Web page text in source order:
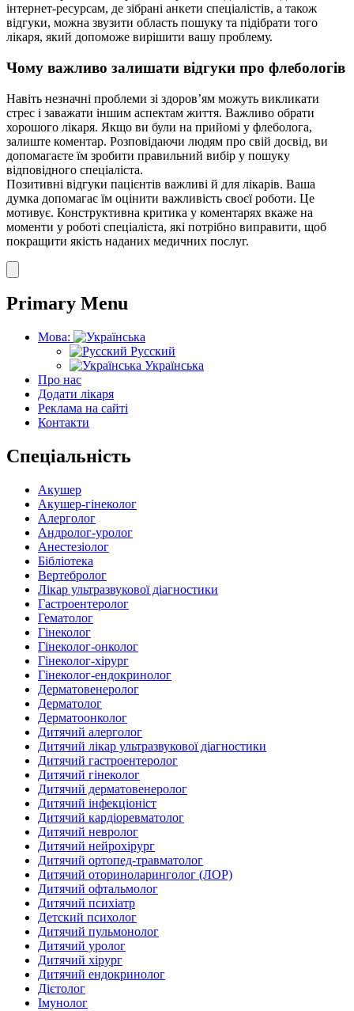
інтернет-ресурсам, де зібрані анкети спеціалістів, а також
відгуки, можна звузити область пошуку та підібрати того
лікаря, який допоможе вирішити вашу проблему.
Чому важливо залишати відгуки про флебологів
Навіть незначні проблеми зі здоров’ям можуть викликати
стрес і заважати іншим аспектам життя. Важливо обрати
хорошого лікаря. Якщо ви були на прийомі у флеболога,
залиште коментар. Розповідаючи людям про свій досвід, ви
допомагаєте їм зробити правильний вибір у пошуку
відповідного спеціаліста.
Позитивні відгуки пацієнтів важливі й для лікарів. Ваша
думка допомагає їм оцінити важливість своєї роботи. Це
мотивує. Конструктивна критика у коментарях вкаже на
моменти у роботі спеціаліста, які потрібно виправити, щоб
покращити якість наданих медичних послуг.
Primary Menu
Мова:
Русский
Українська
Про нас
Додати лікаря
Реклама на сайті
Контакти
Спеціальність
Акушер
Акушер-гінеколог
Алерголог
Андролог-уролог
Анестезіолог
Бібліотека
Вертебролог
Лікар ультразвукової діагностики
Гастроентеролог
Гематолог
Гінеколог
Гінеколог-онколог
Гінеколог-хірург
Гінеколог-ендокринолог
Дерматовенеролог
Дерматолог
Дерматоонколог
Дитячий алерголог
Дитячий лікар ультразвукової діагностики
Дитячий гастроентеролог
Дитячий гінеколог
Дитячий дерматовенеролог
Дитячий інфекціоніст
Дитячий кардіоревматолог
Дитячий невролог
Дитячий нейрохірург
Дитячий ортопед-травматолог
Дитячий оториноларинголог (ЛОР)
Дитячий офтальмолог
Дитячий психіатр
Детский психолог
Дитячий пульмонолог
Дитячий уролог
Дитячий хірург
Дитячий ендокринолог
Дієтолог
Імунолог